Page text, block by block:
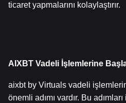
ticaret yapmalarını kolaylaştırır.
AIXBT Vadeli İşlemlerine
aixbt by Virtuals vadeli
önemli adımı vardır. Bu